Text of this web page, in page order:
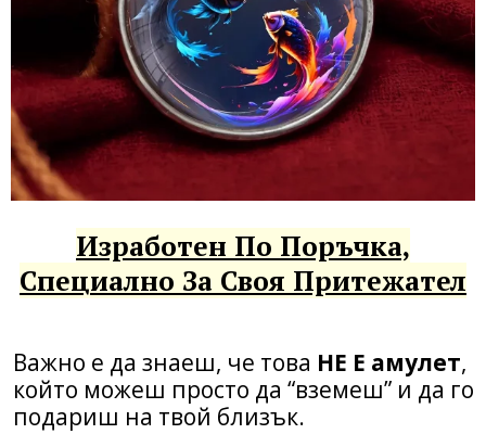
Изработен По Поръчка,
Специално За Своя Притежател
Важно е да знаеш, че това НЕ Е амулет,
който можеш просто да “вземеш” и да го
подариш на твой близък.